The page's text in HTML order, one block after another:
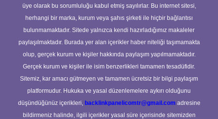
üye olarak bu sorumluluğu kabul etmiş sayılırlar. Bu internet sitesi,
herhangi bir marka, kurum veya şahıs şirketi ile hiçbir bağlantısı
bulunmamaktadır. Sitede yalnızca kendi hazırladığımız makaleler
paylaşılmaktadır. Burada yer alan içerikler haber niteliği taşımamakta
olup, gerçek kurum ve kişiler hakkında paylaşım yapılmamaktadır.
Gerçek kurum ve kişiler ile isim benzerlikleri tamamen tesadüfidir.
Sitemiz, kar amacı gütmeyen ve tamamen ücretsiz bir bilgi paylaşım
platformudur. Hukuka ve yasal düzenlemelere aykırı olduğunu
düşündüğünüz içerikleri, backlinkpanelicomtr@gmail.com adresine
bildirmeniz halinde, ilgili içerikler yasal süre içerisinde sitemizden